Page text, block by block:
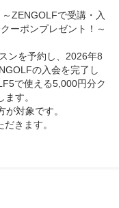
ZENGOLFで受講・入
ーポンプレゼント！～
ンを予約し、2026年8
の入会を完了し
で使える5,000円分ク
す。
対象です。
きます。